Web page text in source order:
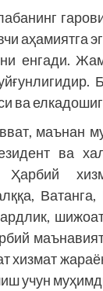
аҳамиятга
енгади.
ва
маънан
ва
Ватанга,
хизмат
учун